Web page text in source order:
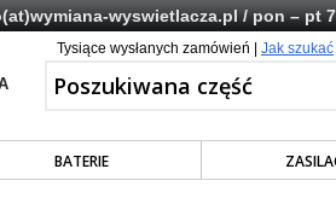
wyswietlacza.pl/ pon – pt
Tysiące wysłanych zamówień | Jak szukać
BATERIE